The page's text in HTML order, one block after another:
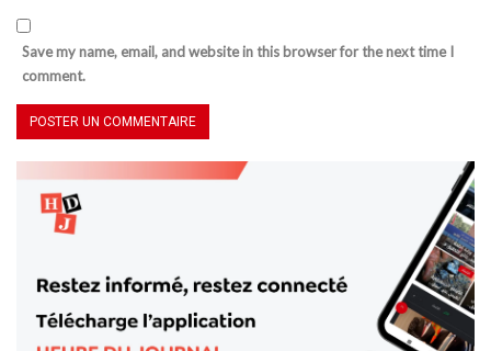
Save my name, email, and website in this browser for the next time I
comment.